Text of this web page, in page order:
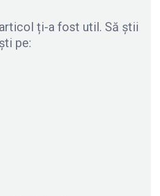
ți-a fost util. Să știi
pe: